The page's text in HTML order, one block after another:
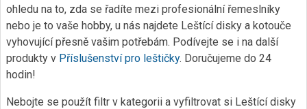
ohledu na to, zda se řadíte mezi profesionální řemeslníky
nebo je to vaše hobby, u nás najdete Leštící disky a kotouče
vyhovující přesně vašim potřebám. Podívejte se i na další
produkty v Příslušenství pro leštičky. Doručujeme do 24
hodin!
Nebojte se použít filtr v kategorii a vyfiltrovat si Leštící disky